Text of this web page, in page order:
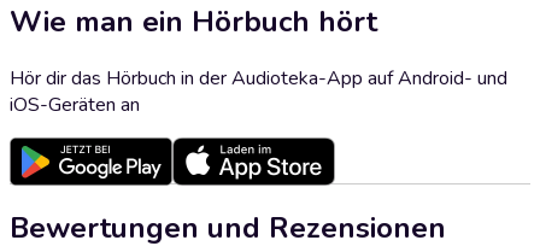
Wie man ein Hörbuch hört
Hör dir das Hörbuch in der Audioteka-App auf Android- und
iOS-Geräten an
Bewertungen und Rezensionen